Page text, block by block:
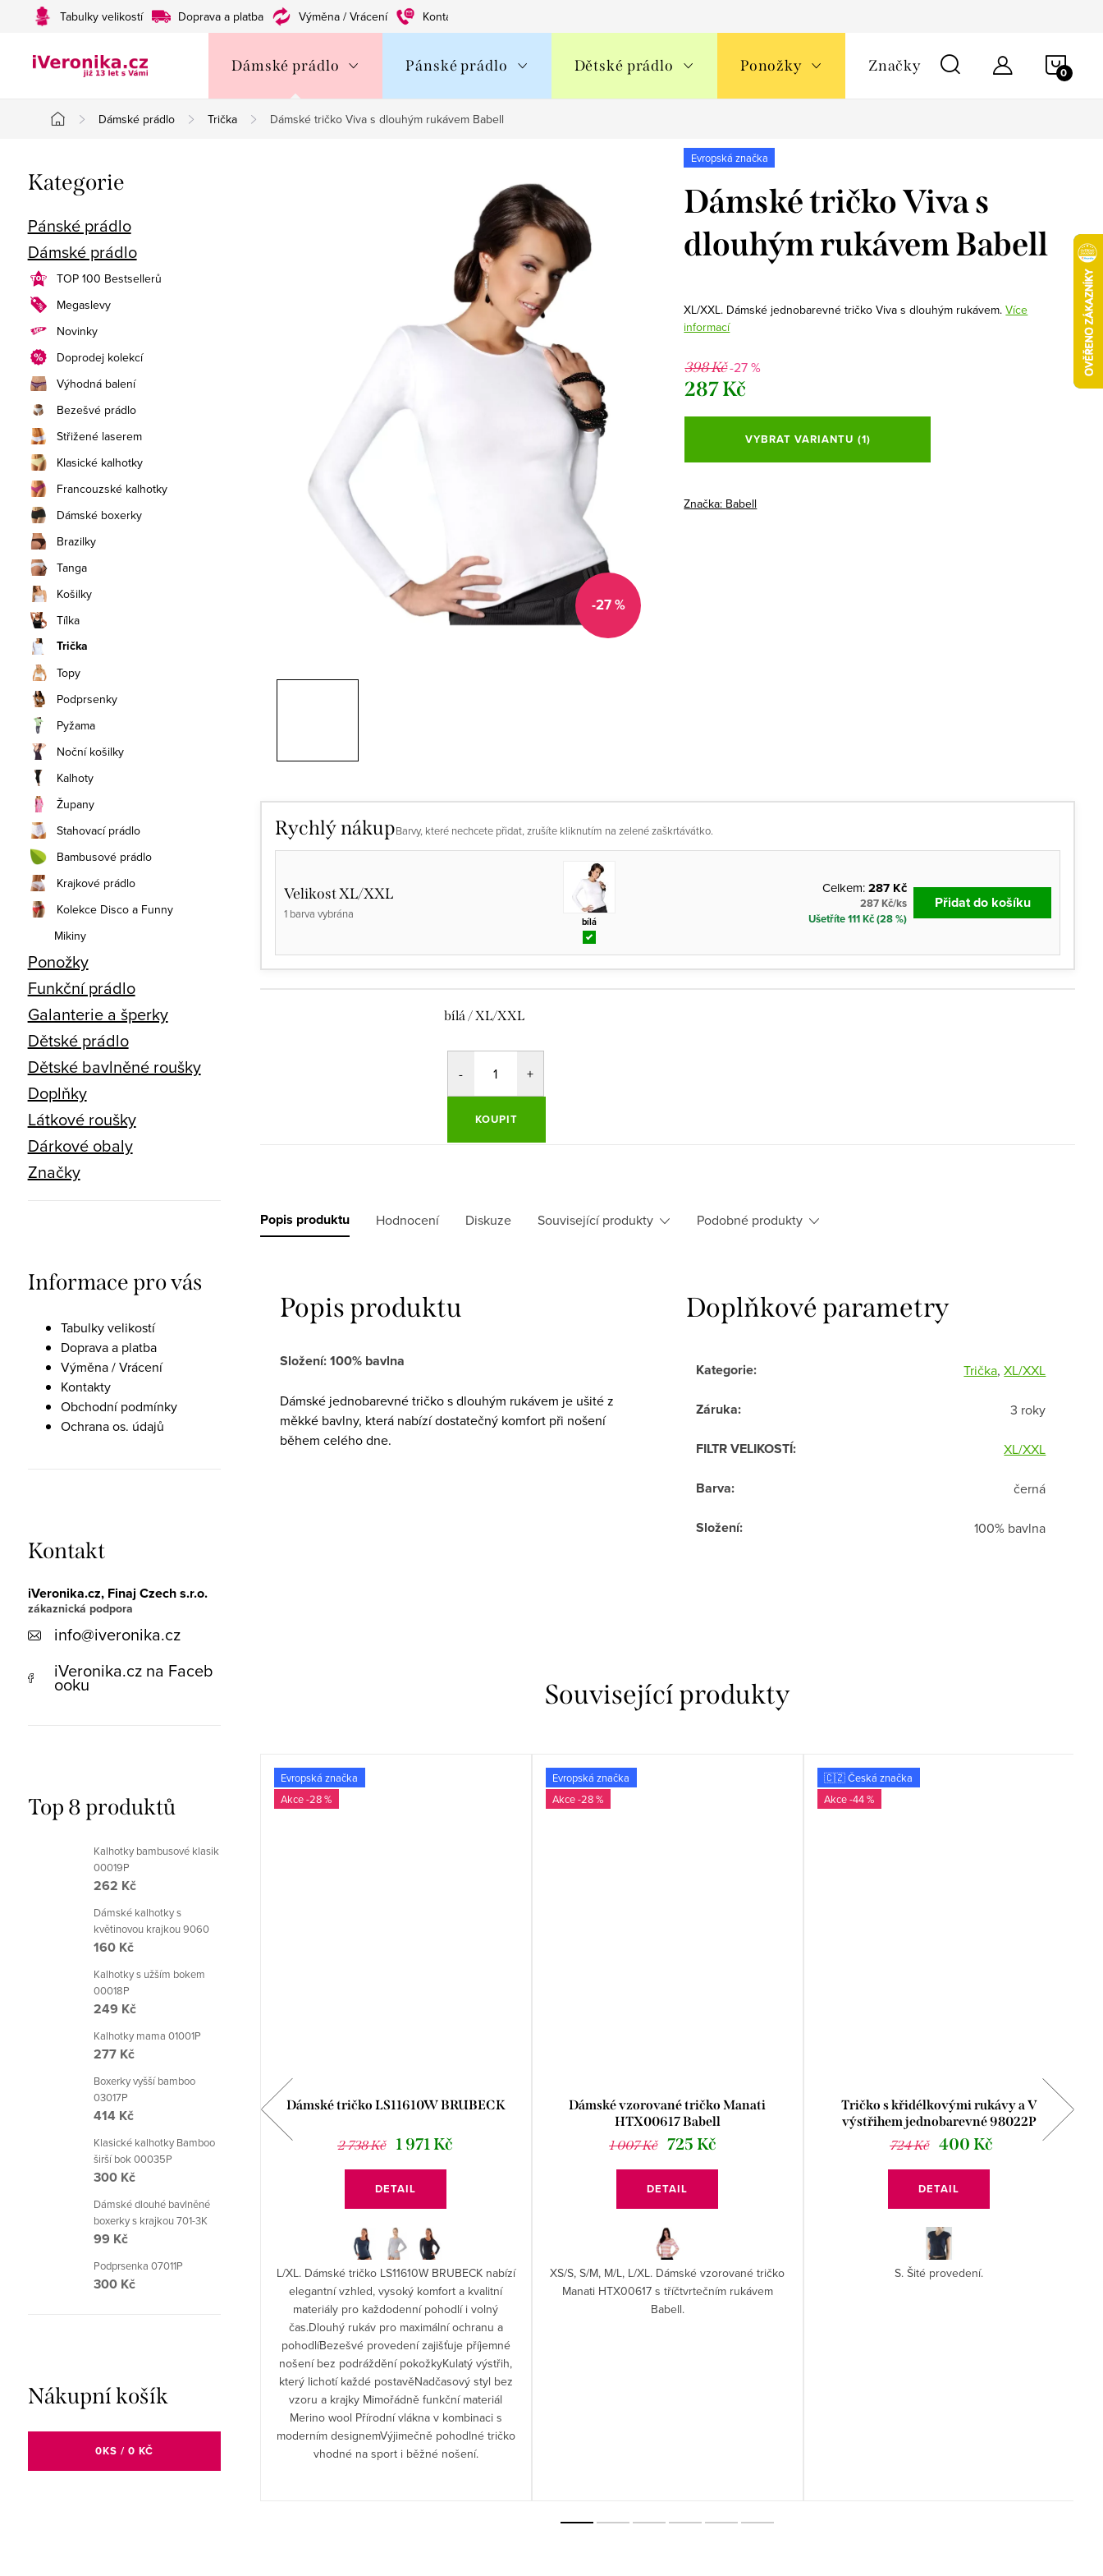
Tabulky velikostí Doprava a platba Výměna / Vrácení Kontakty
Dámské prádlo Pánské prádlo Dětské prádlo Ponožky Značky
Domů
Dámské prádlo Trička Dámské tričko Viva s dlouhým rukávem Babell
o
s
t
r
a
n
n
í
p
a
n
e
l
Přeskočit
kategorie
Kategorie
Pánské prádlo
Dámské prádlo
TOP 100 Bestsellerů
Megaslevy
Novinky
Doprodej kolekcí
Výhodná balení
Bezešvé prádlo
Střižené laserem
Klasické kalhotky
Francouzské kalhotky
Dámské boxerky
Brazilky
Tanga
Košilky
Tílka
Trička
Topy
Podprsenky
Pyžama
Noční košilky
Kalhoty
Župany
Stahovací prádlo
Bambusové prádlo
Krajkové prádlo
Kolekce Disco a Funny
Mikiny
Ponožky
Funkční prádlo
Galanterie a šperky
Dětské prádlo
Dětské bavlněné roušky
Doplňky
Látkové roušky
Dárkové obaly
Značky
Informace pro vás
Tabulky velikostí
Doprava a platba
Výměna / Vrácení
Kontakty
Obchodní podmínky
Ochrana os. údajů
Kontakt
iVeronika.cz, Finaj Czech s.r.o.
info@iveronika.cz
iVeronika.cz na Faceb
ooku
Top 8 produktů
Kalhotky bambusové klasik
00019P
262 Kč
Dámské kalhotky s
květinovou krajkou 9060
160 Kč
Kalhotky s užším bokem
00018P
249 Kč
Kalhotky mama 01001P
277 Kč
Boxerky vyšší bamboo
03017P
414 Kč
Klasické kalhotky Bamboo
širší bok 00035P
300 Kč
Dámské dlouhé bavlněné
boxerky s krajkou 701-3K
99 Kč
Podprsenka 07011P
300 Kč
Nákupní košík
0KS / 0 KČ
-27 %
Evropská značka
Dámské tričko Viva s
dlouhým rukávem Babell
XL/XXL. Dámské jednobarevné tričko Viva s dlouhým rukávem.Více
informací
398 Kč-27 %
287 Kč
Měrná
VYBRAT VARIANTU (1)
Značka: Babell
Rychlý nákupBarvy, které nechcete přidat, zrušíte kliknutím na zelené zaškrtávátko.
Velikost XL/XXL
1 barva vybrána
bílá
Celkem:287 Kč
287 Kč/ks
Ušetříte 111 Kč (28 %)
Přidat do košíku
bílá / XL/XXL
KOUPIT
Popis produktu Hodnocení Diskuze Související produkty Podobné produkty
Popis produktu
Složení: 100% bavlna
Dámské jednobarevné tričko s dlouhým rukávem je ušité z
měkké bavlny, která nabízí dostatečný komfort při nošení
během celého dne.
Doplňkové parametry
Kategorie: Trička,XL/XXL
Záruka: 3 roky
FILTR VELIKOSTÍ: XL/XXL
Barva: černá
Složení: 100% bavlna
Související produkty
-28 %
Dámská halenka Stella H2 HTX01590
Babell
1 153 Kč
830 Kč
M/L. Dámská jednobarevná halenka Stella H2
HTX01590 s tříčtvrtečním rukávem Babell
Evropská značka
-28 %
Dámské tričko LS11610W BRUBECK
2 738 Kč 1 971 Kč
DETAIL
L/XL. Dámské tričko LS11610W BRUBECK nabízí
elegantní vzhled, vysoký komfort a kvalitní
materiály pro každodenní pohodlí i volný
čas.Dlouhý rukáv pro maximální ochranu a
pohodlíBezešvé provedení zajišťuje příjemné
nošení bez podráždění pokožkyKulatý výstřih,
který lichotí každé postavěNadčasový styl bez
vzoru a krajky Mimořádně funkční materiál
Merino wool Přírodní vlákna v kombinaci s
moderním designemVýjimečně pohodlné tričko
vhodné na sport i běžné nošení.
Evropská značka
-28 %
Dámské vzorované tričko Manati
HTX00617 Babell
1 007 Kč
725 Kč
DETAIL
XS/S, S/M, M/L, L/XL. Dámské vzorované tričko
Manati HTX00617 s tříčtvrtečním rukávem
Babell.
🇨🇿 Česká značka
-44 %
Tričko s křidélkovými rukávy a V
výstřihem jednobarevné 98022P
724 Kč
400 Kč
DETAIL
S. Šité provedení.